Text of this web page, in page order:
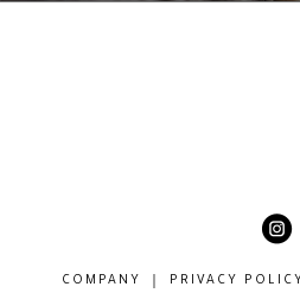
COMPANY PRIVACY POLICY